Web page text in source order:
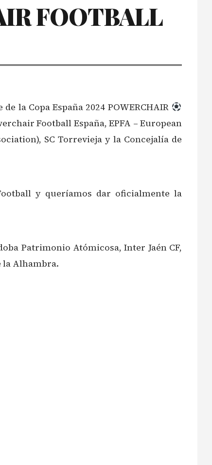
FOOTBALL
la Copa España 2024 POWERCHAIR
Football España, EPFA – European
SC Torrevieja y la Concejalía de
y queríamos dar oficialmente la
Patrimonio Atómicosa, Inter Jaén CF,
la Alhambra.